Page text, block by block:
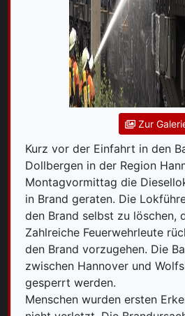
Zur
Kurz vor der Einfahrt in den
Dollbergen in der Region
Montagvormittag die
in Brand geraten. Die
den Brand selbst zu löschen,
Zahlreiche Feuerwehrleute
den Brand vorzugehen. Die
zwischen Hannover und
gesperrt werden.
Menschen wurden ersten